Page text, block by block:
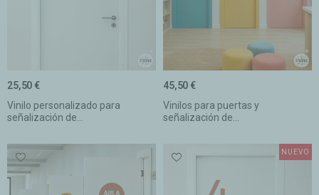
Vinilo personalizado para
señalización de...
25,50 €
Vinilos para puertas y
señalización de...
45,50 €
NUEVO